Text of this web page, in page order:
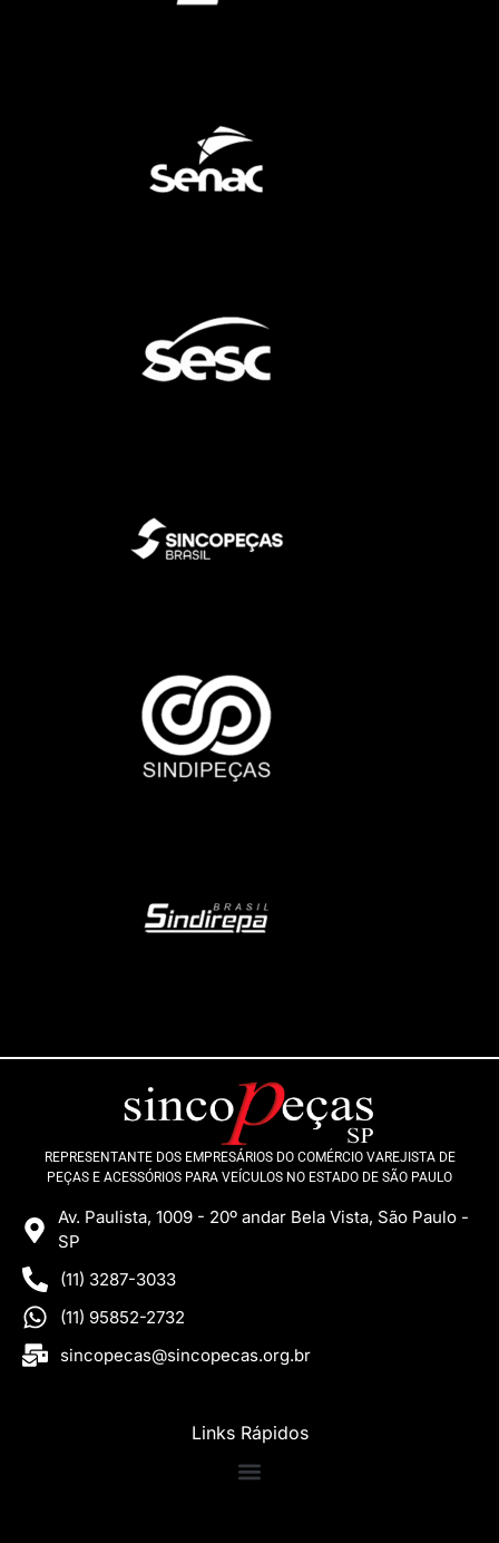
REPRESENTANTE DOS EMPRESÁRIOS DO COMÉRCIO VAREJISTA DE
PEÇAS E ACESSÓRIOS PARA VEÍCULOS NO ESTADO DE SÃO PAULO
Av. Paulista, 1009 - 20º andar Bela Vista, São Paulo -
SP
(11) 3287-3033
(11) 95852-2732
sincopecas@sincopecas.org.br
Links Rápidos